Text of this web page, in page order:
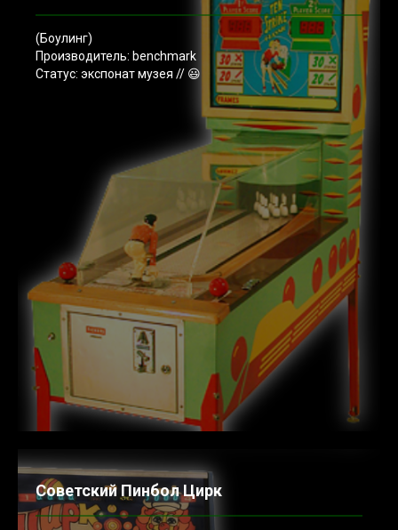
(Боулинг)
Производитель: benchmark
Статус: экспонат музея // 😃
Советский Пинбол Цирк